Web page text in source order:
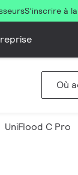
S’inscrire à
Où
UniFlood C Pro